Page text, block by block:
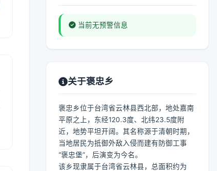
当前无预警信息
关于褒忠乡
褒忠乡位于台湾省云林县西北部，地处嘉南
平原之上，东经120.3度、北纬23.5度附
近，地势平坦开阔。其名称源于清朝时期，
当地居民为抵御外敌入侵而建有防御工事
“褒忠堡”，后演变为今名。
该乡现隶属于台湾省云林县，总面积约为